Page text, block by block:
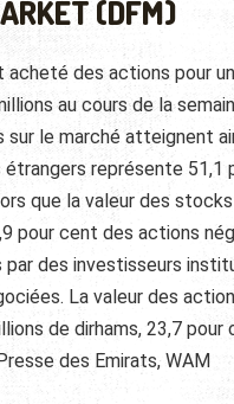
(DFM)
des actions pour
au cours de la
le marché atteignent
représente
que la valeur des
pour cent des actions
des investisseurs
La valeur des
de dirhams, 23,7
des Emirats, WAM